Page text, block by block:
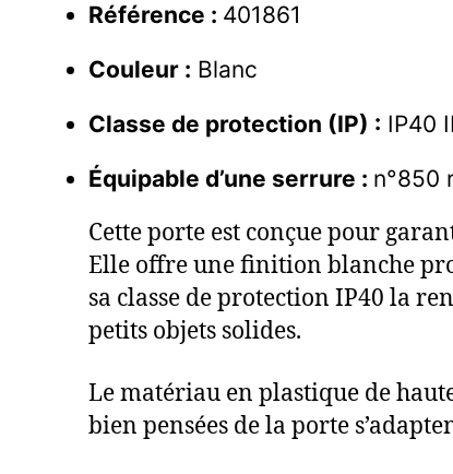
Référence : 401861
Couleur : Blanc
Classe de protection (IP) : IP40
Équipable d’une serrure : n°850
Cette porte est conçue pour
Elle offre une finition blanche
sa classe de protection IP40 la
petits objets solides.
Le matériau en plastique de
bien pensées de la porte